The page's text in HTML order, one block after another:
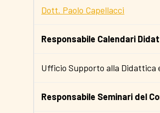
Dott. Paolo Capellacci
Responsabile Calendari
Ufficio Supporto alla Didattica
Responsabile Seminari del